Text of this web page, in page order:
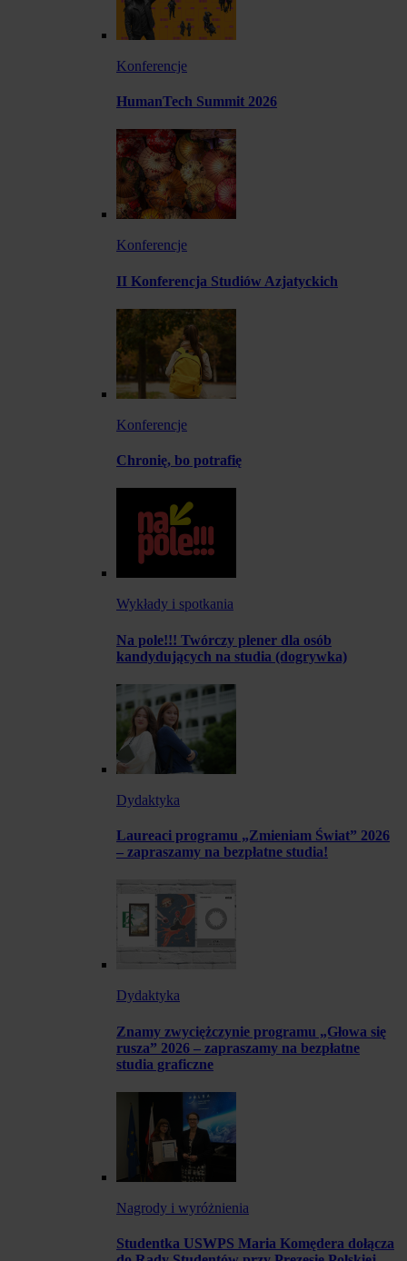
Konferencje
HumanTech Summit 2026
Konferencje
II Konferencja Studiów Azjatyckich
Konferencje
Chronię, bo potrafię
Wykłady i spotkania
Na pole!!! Twórczy plener dla osób
kandydujących na studia (dogrywka)
Dydaktyka
Laureaci programu „Zmieniam Świat” 2026
– zapraszamy na bezpłatne studia!
Dydaktyka
Znamy zwyciężczynie programu „Głowa się
rusza” 2026 – zapraszamy na bezpłatne
studia graficzne
Nagrody i wyróżnienia
Studentka USWPS Maria Komędera dołącza